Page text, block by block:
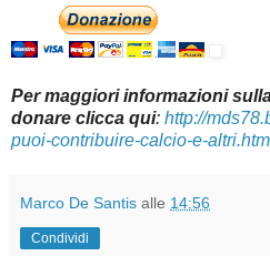
Per maggiori informazioni
donare clicca qui: http://
puoi-contribuire-calcio-e-
Marco De Santis alle 14:56
Condividi